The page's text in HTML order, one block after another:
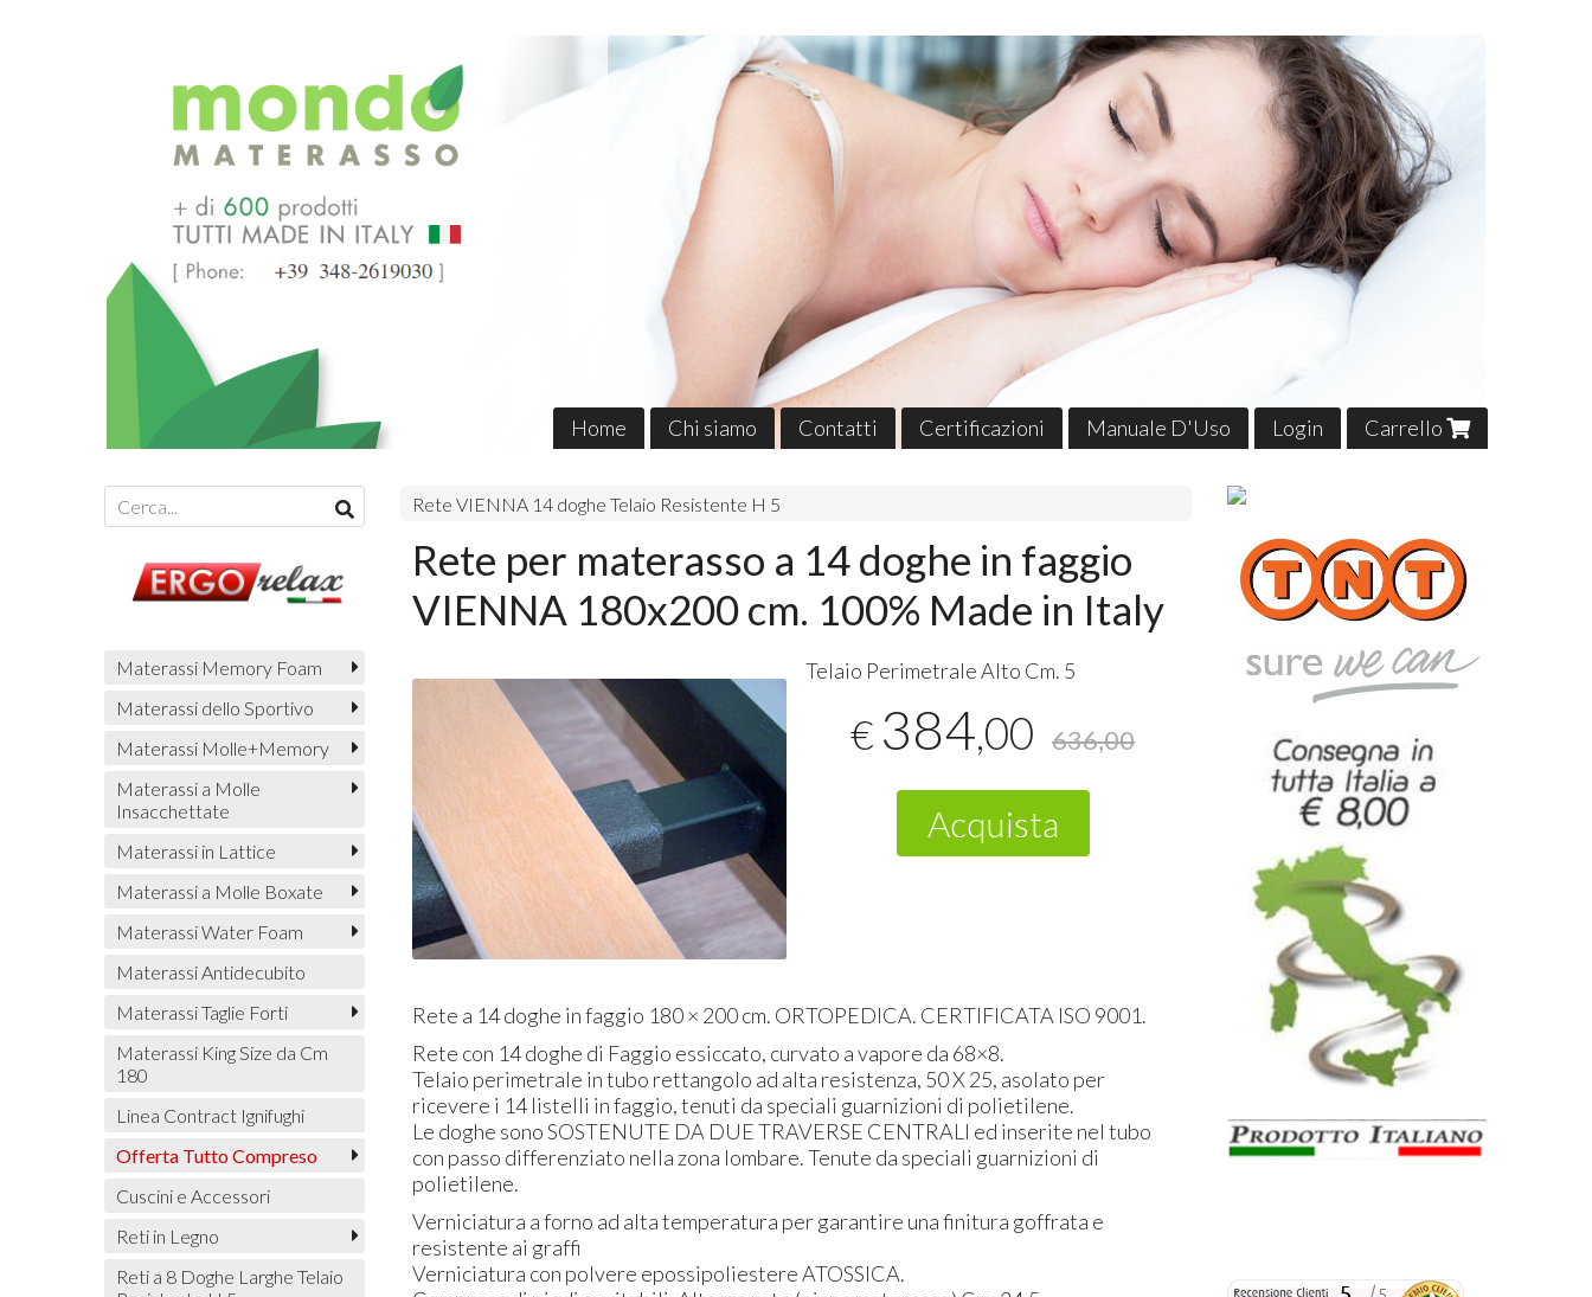
Home Chi siamo Contatti Certificazioni Manuale D'Uso Login Carrello
Rete VIENNA 14 doghe Telaio Resistente H 5
Rete per materasso a 14 doghe in faggio
VIENNA 180x200 cm. 100% Made in Italy
Telaio Perimetrale Alto Cm. 5
€ 384,00 636,00
Acquista
Rete a 14 doghe in faggio 180 × 200 cm. ORTOPEDICA. CERTIFICATA ISO 9001.
Rete con 14 doghe di Faggio essiccato, curvato a vapore da 68×8.
Telaio perimetrale in tubo rettangolo ad alta resistenza, 50 X 25, asolato per
ricevere i 14 listelli in faggio, tenuti da speciali guarnizioni di polietilene.
Le doghe sonoSOSTENUTE DA DUETRAVERSE CENTRALI ed inserite nel tubo
con passo differenziato nella zona lombare. Tenute da speciali guarnizioni di
polietilene.
Verniciatura a forno ad alta temperatura per garantire una finitura goffrata e
resistente ai graffi
Verniciatura con polvere epossipoliestereATOSSICA.
Materassi Memory Foam
Materassi dello Sportivo
Materassi Molle+Memory
Materassi a Molle
Insacchettate
Materassi in Lattice
Materassi a Molle Boxate
Materassi Water Foam
Materassi Antidecubito
Materassi Taglie Forti
Materassi King Size da Cm
180
Linea Contract Ignifughi
Offerta Tutto Compreso
Cuscini e Accessori
Reti in Legno
Reti a 8 Doghe Larghe Telaio